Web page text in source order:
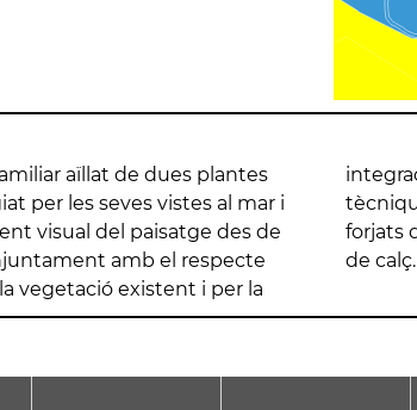
aïllat de dues plantes
per les seves vistes al mar i
visual del paisatge des de
amb el respecte
vegetació existent i per la
mitjançant
els murs de pedra, els
de ceràmica i l'arrebossat
de calç.